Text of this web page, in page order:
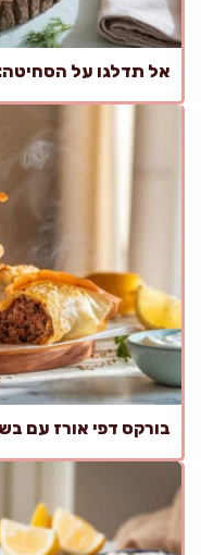
אל תדלגו על הסחיטה:
בורקס דפי אורז עם בשר